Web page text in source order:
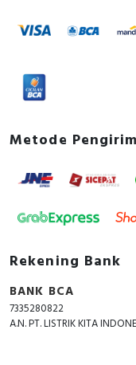
Metode
Rekening Bank
BANK BCA
7335280822
A.N. PT. LISTRIK KITA